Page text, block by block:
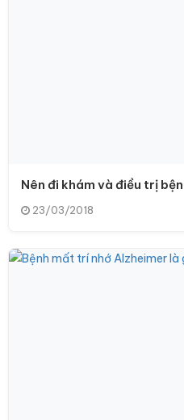
Nên đi khám và điều trị
23/03/2018